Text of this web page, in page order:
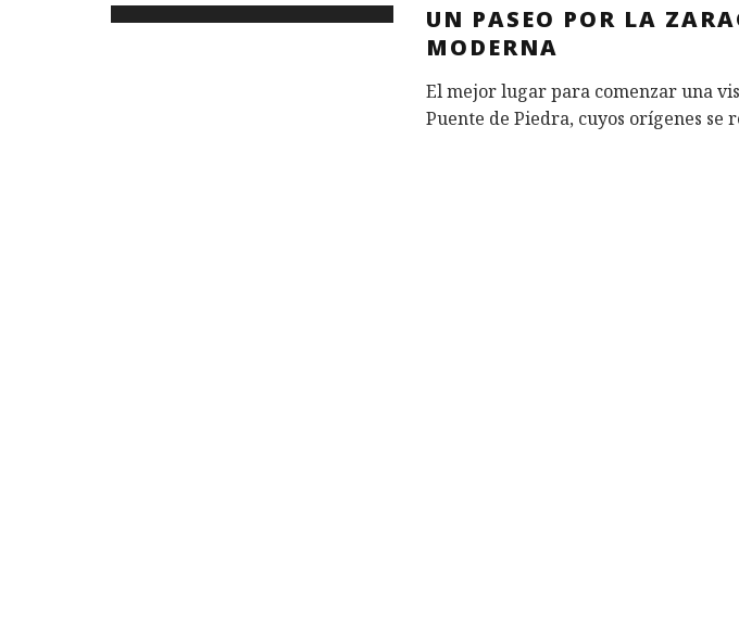
UN PASEO POR LA
MODERNA
El mejor lugar para comenzar una
Puente de Piedra, cuyos orígenes se